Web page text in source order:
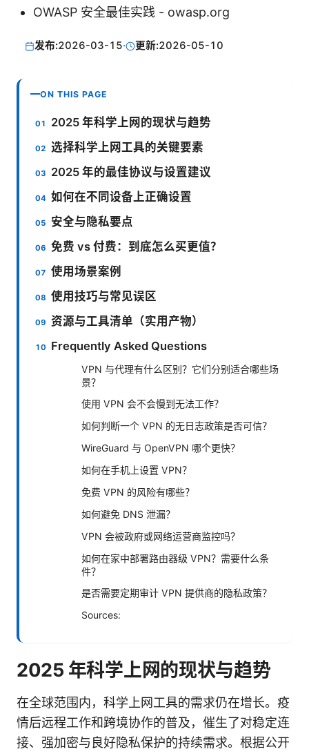
OWASP 安全最佳实践 - owasp.org
发布:2026-03-15· 更新:2026-05-10
ON THIS PAGE
2025 年科学上网的现状与趋势
选择科学上网工具的关键要素
2025 年的最佳协议与设置建议
如何在不同设备上正确设置
安全与隐私要点
免费 vs 付费：到底怎么买更值？
使用场景案例
使用技巧与常见误区
资源与工具清单（实用产物）
Frequently Asked Questions
VPN 与代理有什么区别？它们分别适合哪些场
景？
使用 VPN 会不会慢到无法工作？
如何判断一个 VPN 的无日志政策是否可信？
WireGuard 与 OpenVPN 哪个更快？
如何在手机上设置 VPN？
免费 VPN 的风险有哪些？
如何避免 DNS 泄漏？
VPN 会被政府或网络运营商监控吗？
如何在家中部署路由器级 VPN？需要什么条
件？
是否需要定期审计 VPN 提供商的隐私政策？
Sources:
2025 年科学上网的现状与趋势
在全球范围内，科学上网工具的需求仍在增长。疫
情后远程工作和跨境协作的普及，催生了对稳定连
接、强加密与良好隐私保护的持续需求。根据公开